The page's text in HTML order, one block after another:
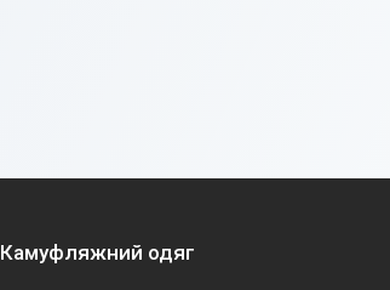
Камуфляжний одяг